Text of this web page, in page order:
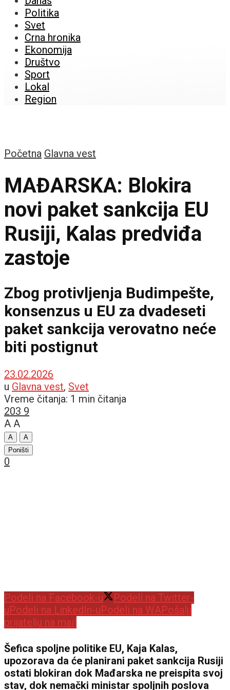
Politika
Svet
Crna hronika
Ekonomija
Društvo
Sport
Lokal
Region
Početna Glavna vest
MAĐARSKA: Blokira
novi paket sankcija EU
Rusiji, Kalas predviđa
zastoje
Zbog protivljenja Budimpešte,
konsenzus u EU za dvadeseti
paket sankcija verovatno neće
biti postignut
23.02.2026
u Glavna vest, Svet
Vreme čitanja: 1 min čitanja
203 9
A A
A
A
Poništi
0
Podeli na Facebook-u
Podeli na Twitter-
u Podeli na LinkedIn-u Podeli na WAPošalji
prijatelju na mail
Šefica spoljne politike EU, Kaja Kalas,
upozorava da će planirani paket sankcija Rusiji
ostati blokiran dok Mađarska ne preispita svoj
stav, dok nemački ministar spoljnih poslova